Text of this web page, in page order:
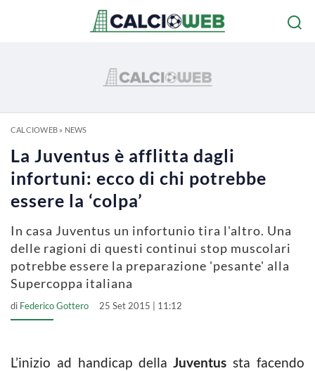
CALCIOWEB» NEWS
La Juventus è afflitta dagli
infortuni: ecco di chi potrebbe
essere la ‘colpa’
In casa Juventus un infortunio tira l'altro. Una
delle ragioni di questi continui stop muscolari
potrebbe essere la preparazione 'pesante' alla
Supercoppa italiana
di Federico Gottero 25 Set 2015 | 11:12
L’inizio ad handicap dellaJuventus sta facendo